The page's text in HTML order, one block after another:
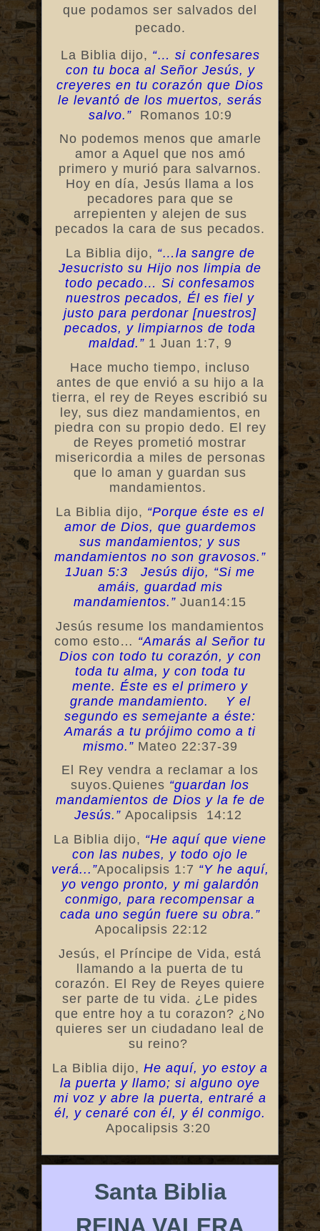
que podamos ser salvados del
pecado.
La Biblia dijo, “… si confesares
con tu boca al Señor Jesús, y
creyeres en tu corazón que Dios
le levantó de los muertos, serás
salvo.”Romanos 10:9
No podemos menos que amarle
amor a Aquel que nos amó
primero y murió para salvarnos.
Hoy en día, Jesús llama a los
pecadores para que se
arrepienten y alejen de sus
pecados la cara de sus pecados.
La Biblia dijo, “…la sangre de
Jesucristo su Hijo nos limpia de
todo pecado… Si confesamos
nuestros pecados, Él es fiel y
justo para perdonar [nuestros]
pecados, y limpiarnos de toda
maldad.”1 Juan 1:7, 9
Hace mucho tiempo, incluso
antes de que envió a su hijo a la
tierra, el rey de Reyes escribió su
ley, sus diez mandamientos, en
piedra con su propio dedo. El rey
de Reyes prometió mostrar
misericordia a miles de personas
que lo aman y guardan sus
mandamientos.
La Biblia dijo, “Porque éste es el
amor de Dios, que guardemos
sus mandamientos; y sus
mandamientos no son gravosos.”
1Juan 5:3 Jesús dijo, “Si me
amáis, guardad mis
mandamientos.” Juan14:15
Jesús resume los mandamientos
como esto… “Amarás al Señor tu
Dios con todo tu corazón, y con
toda tu alma, y con toda tu
mente. Éste es el primero y
grande mandamiento.
Y el
segundo es semejante a éste:
Amarás a tu prójimo como a ti
mismo.”Mateo 22:37-39
El Rey vendra a reclamar a los
suyos.Quienes “guardan los
mandamientos de Dios y la fe de
Jesús.” Apocalipsis 14:12
La Biblia dijo, “He aquí que viene
con las nubes, y todo ojo le
verá...”Apocalipsis 1:7 “Y he aquí,
yo vengo pronto, y mi galardón
conmigo, para recompensar a
cada uno según fuere su obra.”
Apocalipsis 22:12
Jesús, el Príncipe de Vida, está
llamando a la puerta de tu
corazón. El Rey de Reyes quiere
ser parte de tu vida. ¿Le pides
que entre hoy a tu corazon? ¿No
quieres ser un ciudadano leal de
su reino?
La Biblia dijo, He aquí, yo estoy a
la puerta y llamo; si alguno oye
mi voz y abre la puerta, entraré a
él, y cenaré con él, y él conmigo.
Apocalipsis 3:20
Santa Biblia